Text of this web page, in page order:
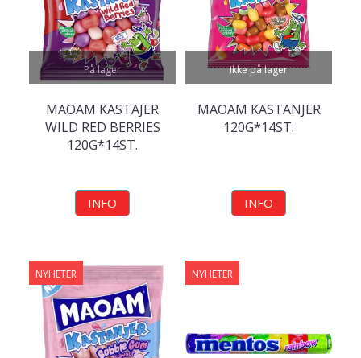
På lager
MAOAM KASTAJER
WILD RED BERRIES
120G*14ST.
INFO
Ikke på lager
MAOAM KASTANJER
120G*14ST.
INFO
NYHETER NYHETER